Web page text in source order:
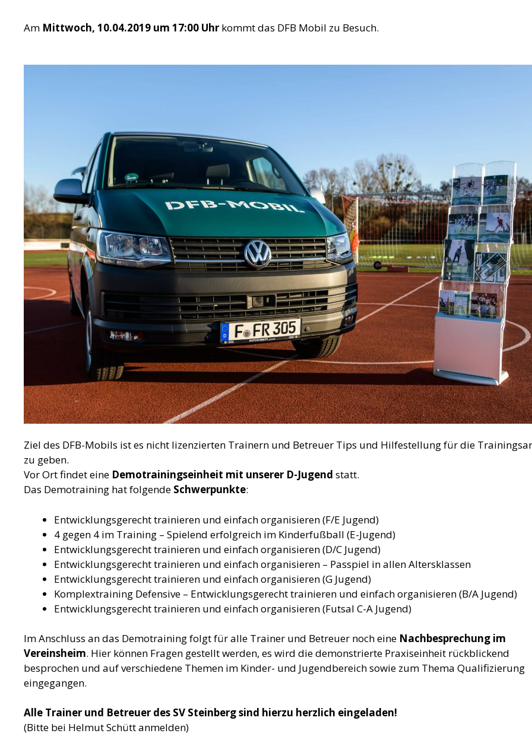
Am Mittwoch, 10.04.2019 um 17:00 Uhr kommt das DFB Mobil zu Besuch.
Ziel des DFB-Mobils ist es nicht lizenzierten Trainern und Betreuer Tips und Hilfestellung für die
zu geben.
Vor Ort findet eine Demotrainingseinheit mit unserer D-Jugend statt.
Das Demotraining hat folgende Schwerpunkte:
Entwicklungsgerecht trainieren und einfach organisieren (F/E Jugend)
4 gegen 4 im Training – Spielend erfolgreich im Kinderfußball (E-Jugend)
Entwicklungsgerecht trainieren und einfach organisieren (D/C Jugend)
Entwicklungsgerecht trainieren und einfach organisieren – Passpiel in allen Altersklassen
Entwicklungsgerecht trainieren und einfach organisieren (G Jugend)
Komplextraining Defensive – Entwicklungsgerecht trainieren und einfach organisieren (B/A Jugend)
Entwicklungsgerecht trainieren und einfach organisieren (Futsal C-A Jugend)
Im Anschluss an das Demotraining folgt für alle Trainer und Betreuer noch eine Nachbesprechung im
Vereinsheim. Hier können Fragen gestellt werden, es wird die demonstrierte Praxiseinheit rückblickend
besprochen und auf verschiedene Themen im Kinder- und Jugendbereich sowie zum Thema Qualifizierung
eingegangen.
Alle Trainer und Betreuer des SV Steinberg sind hierzu herzlich eingeladen!
(Bitte bei Helmut Schütt anmelden)